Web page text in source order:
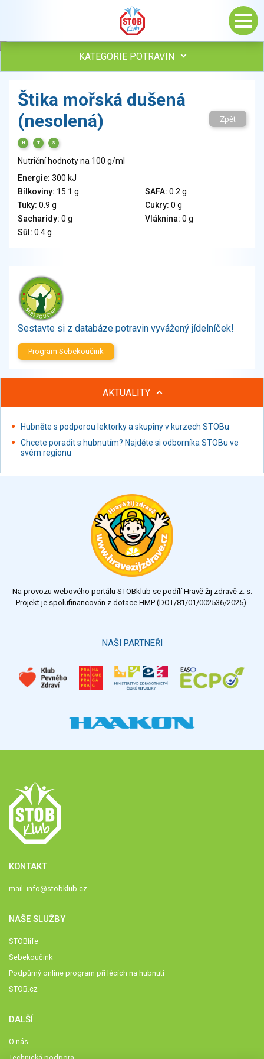
KATEGORIE POTRAVIN
Vejce
Mléko
Mléčné výrobky
Sýry
Veganské a vegetariánské výrobky
Tuky
Obiloviny, mouka, cereální výrobky
Chléb, pečivo, křehké chleby, pufované výrobky
Přílohy
Brambory, luštěniny, houby
Sladkosti, slané výrobky
Zmrzliny
Ochucovadla, přísady, sladidla
Sušené směsi
Polotovary, hotové pokrmy
Proteinové výrobky, doplňky stravy
Nápoje alkoholické
Restaurace, jídelny, hotová jídla
Fastfood
Studená kuchyně, lahůdkářské výrobky
Štika mořská dušená
(nesolená)
H T S
Zpět
Nutriční hodnoty na 100 g/ml
Energie: 300 kJ
Bílkoviny: 15.1 g SAFA: 0.2 g
Tuky: 0.9 g Cukry: 0 g
Sacharidy: 0 g Vláknina: 0 g
Sůl: 0.4 g
Sestavte si z databáze potravin vyvážený jídelníček!
Program Sebekoučink
AKTUALITY
Hubněte s podporou lektorky a skupiny v kurzech STOBu
Chcete poradit s hubnutím? Najděte si odborníka STOBu ve
svém regionu
Na provozu webového portálu STOBklub se podílí Hravě žij zdravě z. s.
Projekt je spolufinancován z dotace HMP (DOT/81/01/002536/2025).
NAŠI PARTNEŘI
KONTAKT
mail: info@stobklub.cz
NAŠE SLUŽBY
STOBlife
Sebekoučink
Podpůrný online program při lécích na hubnutí
STOB.cz
DALŠÍ
O nás